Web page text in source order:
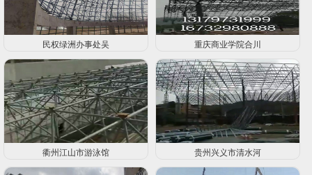
民权绿洲办事处吴 重庆商业学院合川
衢州江山市游泳馆 贵州兴义市清水河